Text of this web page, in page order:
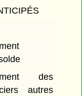
des
autres